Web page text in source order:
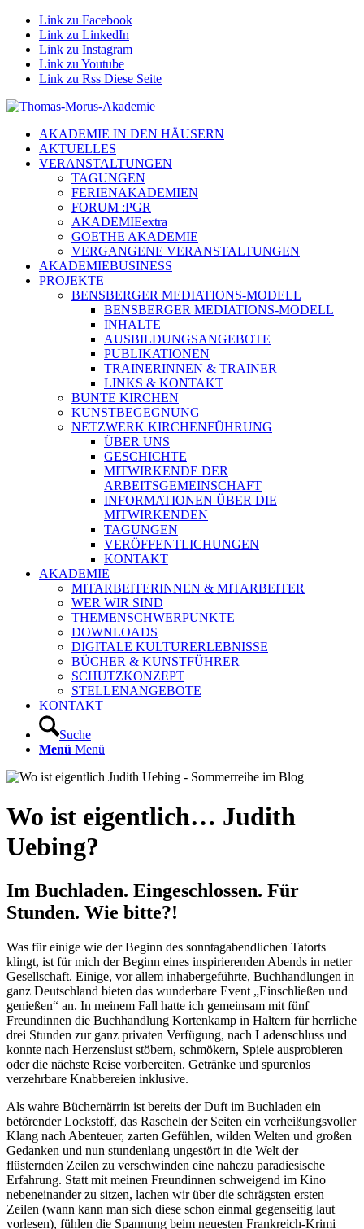
Link zu Facebook
Link zu LinkedIn
Link zu Instagram
Link zu Youtube
Link zu Rss Diese Seite
AKADEMIE IN DEN HÄUSERN
AKTUELLES
VERANSTALTUNGEN
TAGUNGEN
FERIENAKADEMIEN
FORUM :PGR
AKADEMIEextra
GOETHE AKADEMIE
VERGANGENE VERANSTALTUNGEN
AKADEMIEBUSINESS
PROJEKTE
BENSBERGER MEDIATIONS-MODELL
BENSBERGER MEDIATIONS-MODELL
INHALTE
AUSBILDUNGSANGEBOTE
PUBLIKATIONEN
TRAINERINNEN & TRAINER
LINKS & KONTAKT
BUNTE KIRCHEN
KUNSTBEGEGNUNG
NETZWERK KIRCHENFÜHRUNG
ÜBER UNS
GESCHICHTE
MITWIRKENDE DER
ARBEITSGEMEINSCHAFT
INFORMATIONEN ÜBER DIE
MITWIRKENDEN
TAGUNGEN
VERÖFFENTLICHUNGEN
KONTAKT
AKADEMIE
MITARBEITERINNEN & MITARBEITER
WER WIR SIND
THEMENSCHWERPUNKTE
DOWNLOADS
DIGITALE KULTURERLEBNISSE
BÜCHER & KUNSTFÜHRER
SCHUTZKONZEPT
STELLENANGEBOTE
KONTAKT
Suche
Menü Menü
Wo ist eigentlich… Judith
Uebing?
Im Buchladen. Eingeschlossen. Für
Stunden. Wie bitte?!
Was für einige wie der Beginn des sonntagabendlichen Tatorts
klingt, ist für mich der Beginn eines inspirierenden Abends in netter
Gesellschaft. Einige, vor allem inhabergeführte, Buchhandlungen in
ganz Deutschland bieten das wunderbare Event „Einschließen und
genießen“ an. In meinem Fall hatte ich gemeinsam mit fünf
Freundinnen die Buchhandlung Kortenkamp in Haltern für herrliche
drei Stunden zur ganz privaten Verfügung, nach Ladenschluss und
konnte nach Herzenslust stöbern, schmökern, Spiele ausprobieren
oder die nächste Reise vorbereiten. Getränke und spurenlos
verzehrbare Knabbereien inklusive.
Als wahre Büchernärrin ist bereits der Duft im Buchladen ein
betörender Lockstoff, das Rascheln der Seiten ein verheißungsvoller
Klang nach Abenteuer, zarten Gefühlen, wilden Welten und großen
Gedanken und nun stundenlang ungestört in die Welt der
flüsternden Zeilen zu verschwinden eine nahezu paradiesische
Erfahrung. Statt mit meinen Freundinnen schweigend im Kino
nebeneinander zu sitzen, lachen wir über die schrägsten ersten
Zeilen (wann kann man sich diese schon einmal gegenseitig laut
vorlesen), fühlen die Spannung beim neuesten Frankreich-Krimi